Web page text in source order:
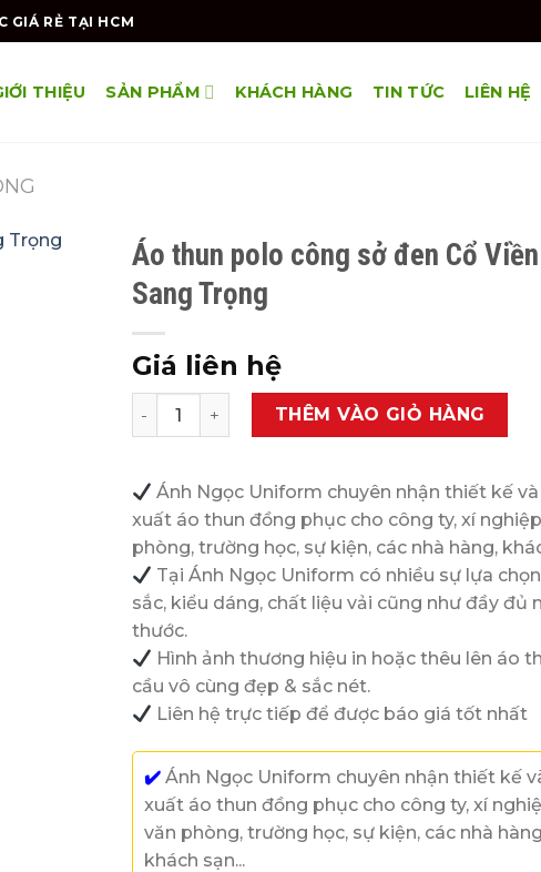
GIÁ RẺ TẠI HCM
THIỆU SẢN PHẨM KHÁCH HÀNG TIN TỨC LIÊN HỆ
Áo thun polo công sở đen Cổ
Sang Trọng
Giá liên hệ
Áo thun polo công sở đen Cổ Viền Trắng Sang
THÊM VÀO GIỎ HÀNG
Ánh Ngọc Uniform chuyên nhận thiết kế
xuất áo thun đồng phục cho công ty, xí
phòng, trường học, sự kiện, các nhà hàng,
Tại Ánh Ngọc Uniform có nhiều sự lựa
sắc, kiểu dáng, chất liệu vải cũng như đầy đủ
thước.
Hình ảnh thương hiệu in hoặc thêu lên áo
cầu vô cùng đẹp & sắc nét.
Liên hệ trực tiếp để được báo giá tốt nhất
✔️Ánh Ngọc Uniform chuyên nhận thiết kế
xuất áo thun đồng phục cho công ty, xí
văn phòng, trường học, sự kiện, các nhà
khách sạn...